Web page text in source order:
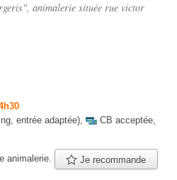
animalerie située rue victor
entrée adaptée), CB acceptée,
animalerie. Je recommande